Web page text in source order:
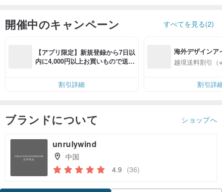
開催中のキャンペーン すべてを見る(2)
【アプリ限定】新規登録から7日以
内に4,000円以上お買いもので送料
割引詳細
海外デザインア
入
越境送料割引（
割引詳
ブランドについて ショップへ
unrulywind
中国
4.9 (36)